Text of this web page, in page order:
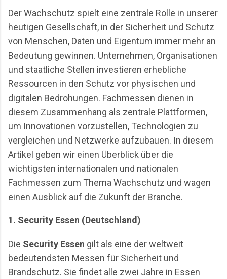
waren schon immer sicherheitsrelevant. Bereits b...
Der Wachschutz spielt eine zentrale Rolle in unserer
heutigen Gesellschaft, in der Sicherheit und Schutz
von Menschen, Daten und Eigentum immer mehr an
Bedeutung gewinnen. Unternehmen, Organisationen
und staatliche Stellen investieren erhebliche
Ressourcen in den Schutz vor physischen und
digitalen Bedrohungen. Fachmessen dienen in
diesem Zusammenhang als zentrale Plattformen,
um Innovationen vorzustellen, Technologien zu
vergleichen und Netzwerke aufzubauen. In diesem
Artikel geben wir einen Überblick über die
wichtigsten internationalen und nationalen
Fachmessen zum Thema Wachschutz und wagen
einen Ausblick auf die Zukunft der Branche.
1. Security Essen (Deutschland)
Die Security Essen gilt als eine der weltweit
bedeutendsten Messen für Sicherheit und
Brandschutz. Sie findet alle zwei Jahre in Essen